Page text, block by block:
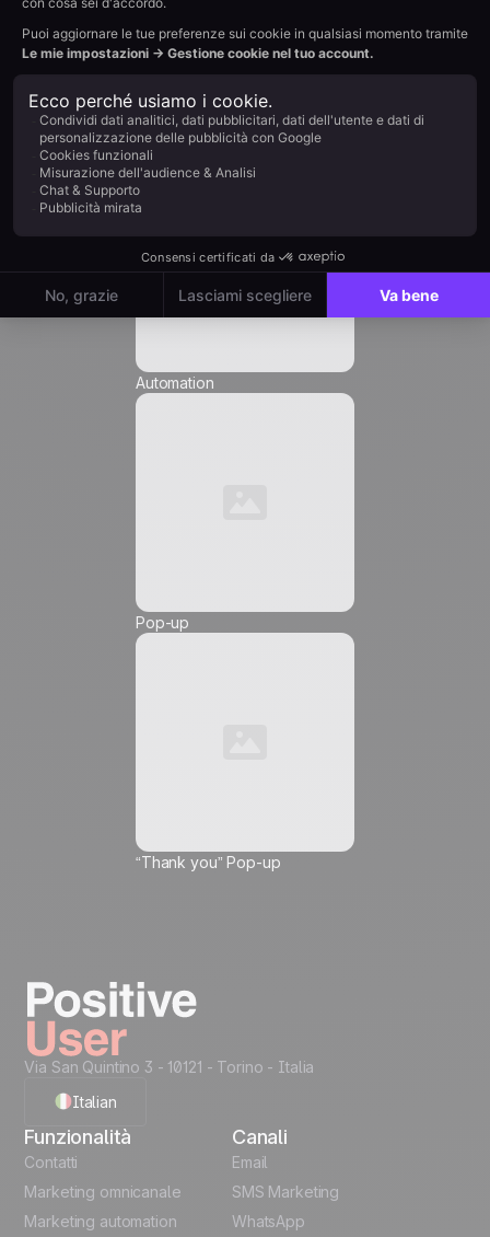
Automation
Pop-up
“Thank you” Pop-up
Take it on the next
level...
Creative Assets like
(ready HTML)
Structure
Automation
templates
Unlock the full use-case
Azienda *
Ruolo *
di più su come gestiamo i tuoi dati e i tuoi diritti.
Questa scelta si applica all'indirizzo email inserito e a tutti i
Sblocca i 40 casi d'uso
Via San Quintino 3 - 10121 - Torino - Italia
Italian
English
French
Funzionalità
Contatti
Marketing omnicanale
Marketing automation
Canali
Email
SMS Marketing
WhatsApp